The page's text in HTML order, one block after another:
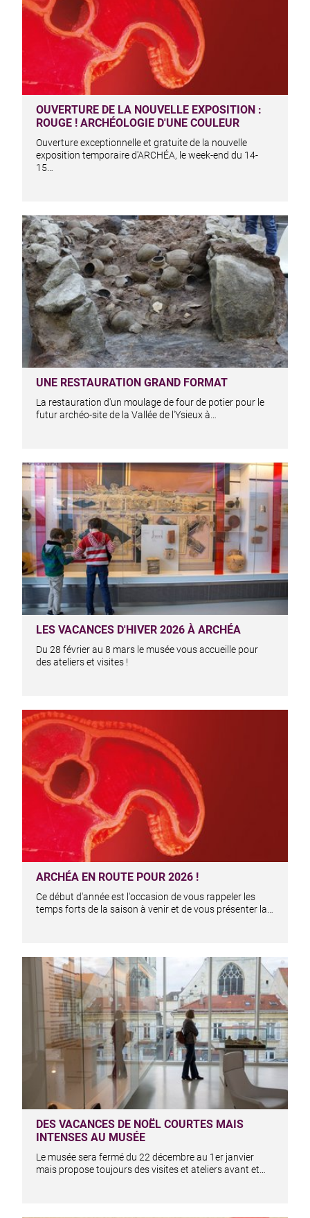
OUVERTURE DE LA NOUVELLE EXPOSITION :
ROUGE ! ARCHÉOLOGIE D'UNE COULEUR
Ouverture exceptionnelle et gratuite de la nouvelle
exposition temporaire d'ARCHÉA, le week-end du 14-
15…
UNE RESTAURATION GRAND FORMAT
La restauration d'un moulage de four de potier pour le
futur archéo-site de la Vallée de l'Ysieux à…
LES VACANCES D'HIVER 2026 À ARCHÉA
Du 28 février au 8 mars le musée vous accueille pour
des ateliers et visites !
ARCHÉA EN ROUTE POUR 2026 !
Ce début d'année est l'occasion de vous rappeler les
temps forts de la saison à venir et de vous présenter la…
DES VACANCES DE NOËL COURTES MAIS
INTENSES AU MUSÉE
Le musée sera fermé du 22 décembre au 1er janvier
mais propose toujours des visites et ateliers avant et…